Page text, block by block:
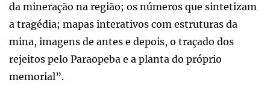
da mineração na região; os números que sintetizam
a tragédia; mapas interativos com estruturas da
mina, imagens de antes e depois, o traçado dos
rejeitos pelo Paraopeba e a planta do próprio
memorial”.